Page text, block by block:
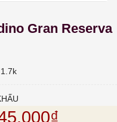
Gran Reserva
1.7k
gốc là:
₫